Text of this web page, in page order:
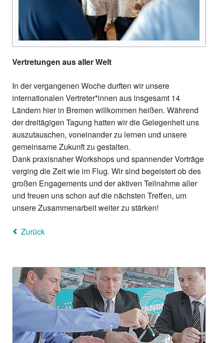
Vertretungen aus aller Welt
In der vergangenen Woche durften wir unsere
internationalen Vertreter*innen aus insgesamt 14
Ländern hier in Bremen willkommen heißen. Während
der dreitägigen Tagung hatten wir die Gelegenheit uns
auszutauschen, voneinander zu lernen und unsere
gemeinsame Zukunft zu gestalten.
Dank praxisnaher Workshops und spannender Vorträge
verging die Zeit wie im Flug. Wir sind begeistert ob des
großen Engagements und der aktiven Teilnahme aller
und freuen uns schon auf die nächsten Treffen, um
unsere Zusammenarbeit weiter zu stärken!
Zurück